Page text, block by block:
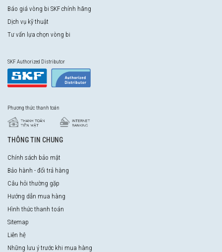
Báo giá vòng bi SKF chính hãng
Dịch vụ kỹ thuật
Tư vấn lựa chọn vòng bi
SKF Authorized Distributor
Phương thức thanh toán
THÔNG TIN CHUNG
Chính sách bảo mật
Bảo hành - đổi trả hàng
Câu hỏi thường gặp
Hướng dẫn mua hàng
Hình thức thanh toán
Sitemap
Liên hệ
Những lưu ý trước khi mua hàng